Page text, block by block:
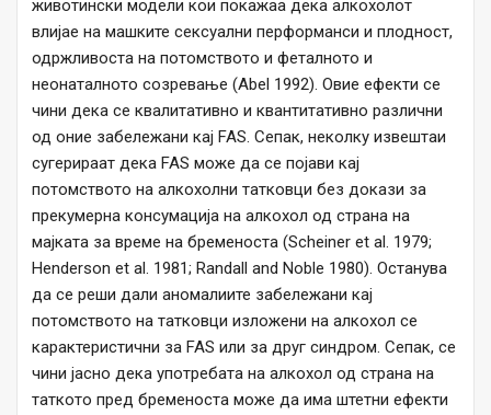
животински модели кои покажаа дека алкохолот
влијае на машките сексуални перформанси и плодност,
одржливоста на потомството и феталното и
неонаталното созревање (Abel 1992). Овие ефекти се
чини дека се квалитативно и квантитативно различни
од оние забележани кај FAS. Сепак, неколку извештаи
сугерираат дека FAS може да се појави кај
потомството на алкохолни татковци без докази за
прекумерна консумација на алкохол од страна на
мајката за време на бременоста (Scheiner et al. 1979;
Henderson et al. 1981; Randall and Noble 1980). Останува
да се реши дали аномалиите забележани кај
потомството на татковци изложени на алкохол се
карактеристични за FAS или за друг синдром. Сепак, се
чини јасно дека употребата на алкохол од страна на
таткото пред бременоста може да има штетни ефекти